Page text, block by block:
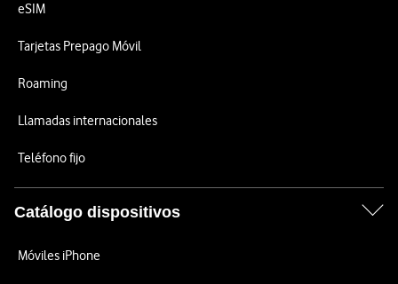
eSIM
Tarjetas Prepago Móvil
Roaming
Llamadas internacionales
Teléfono fijo
Catálogo dispositivos
Móviles iPhone